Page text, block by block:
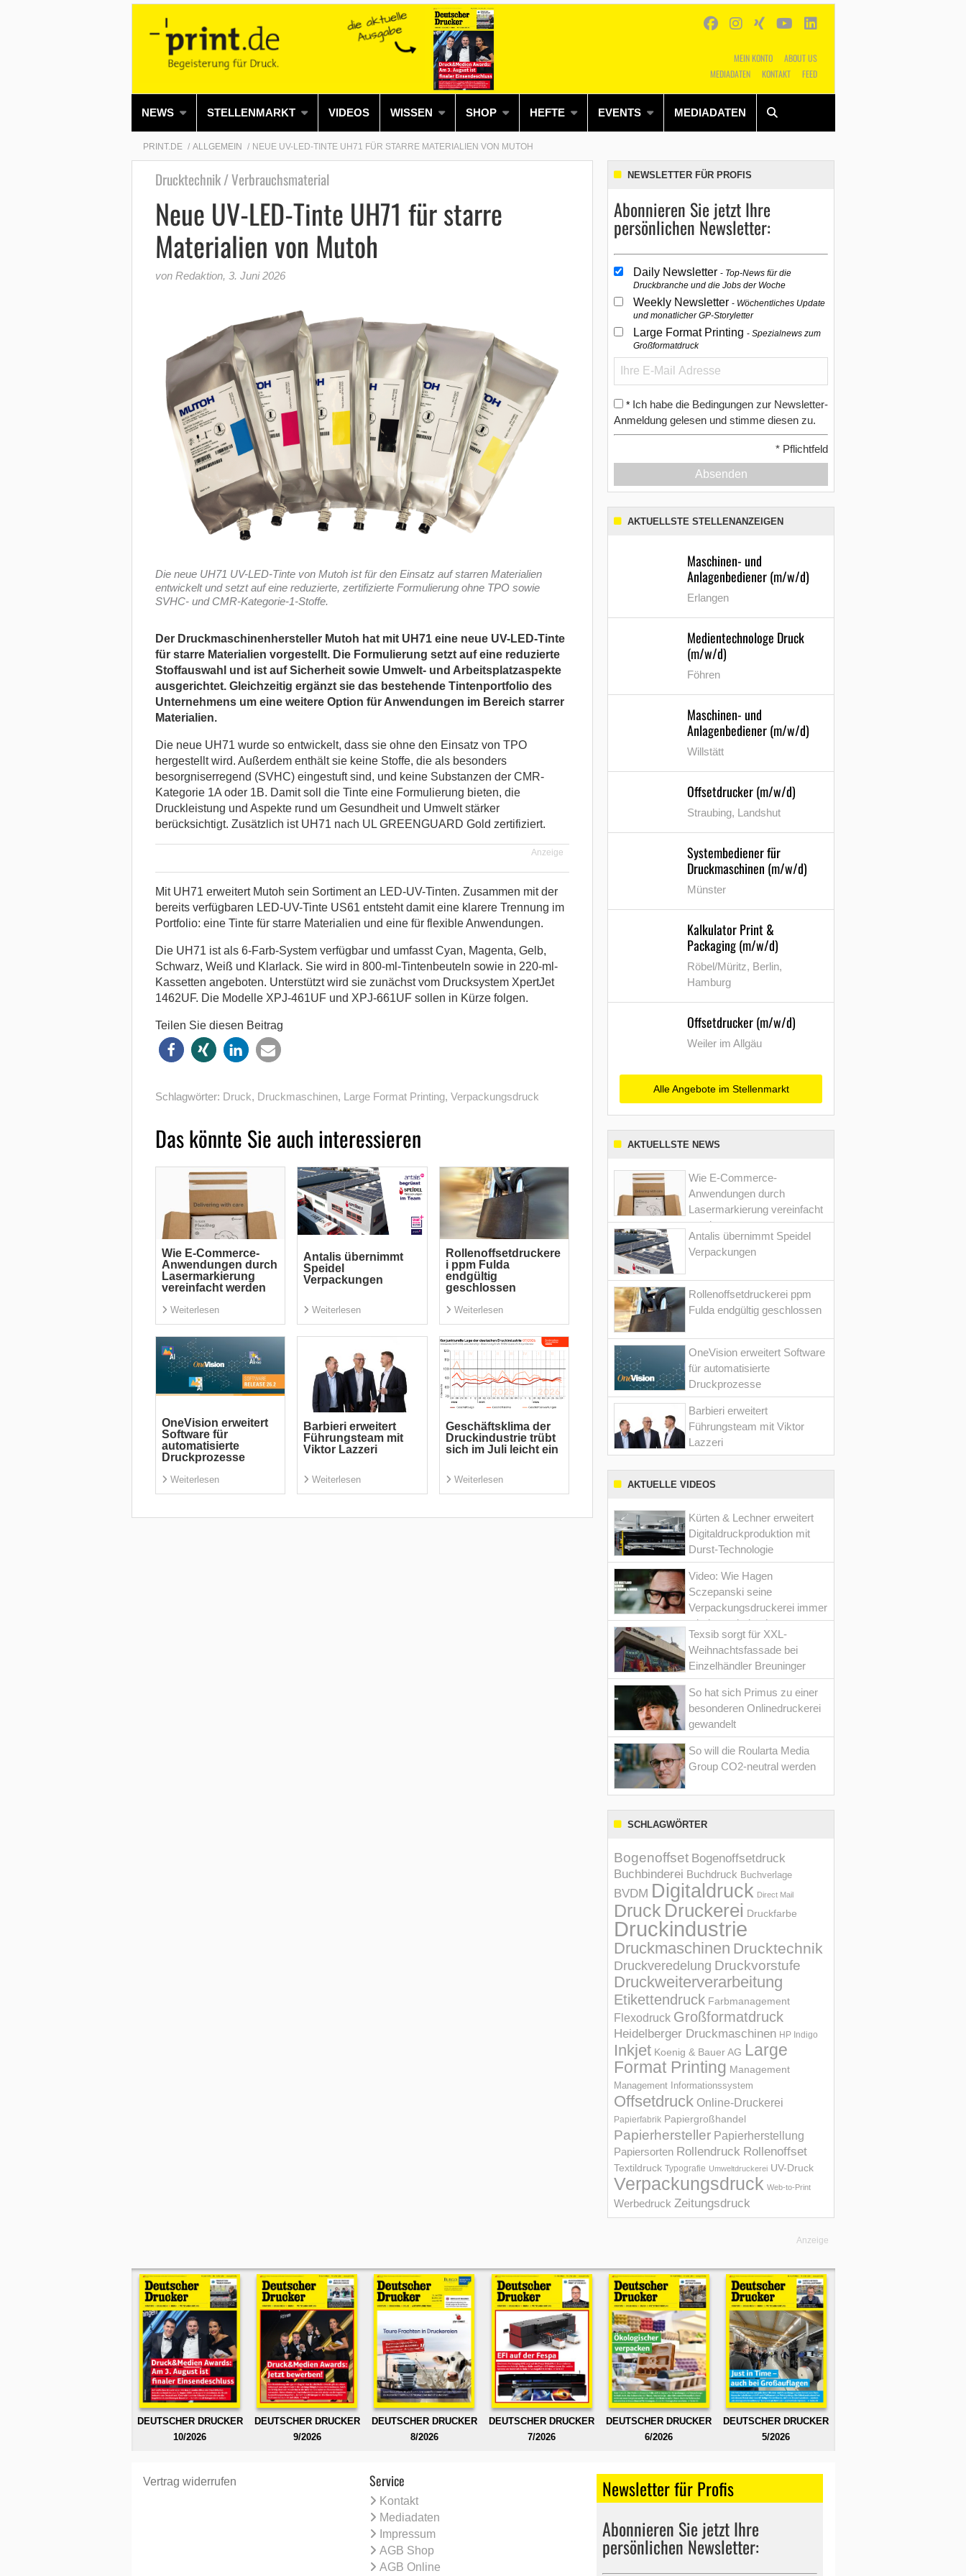
MEIN KONTO
ABOUT US
MEDIADATEN
KONTAKT FEED
NEWS STELLENMARKT VIDEOS WISSEN SHOP HEFTE EVENTS MEDIADATEN
Alles Shop SUCHEN
PRINT.DE ALLGEMEIN NEUE UV-LED-TINTE UH71 FÜR STARRE MATERIALIEN VON MUTOH
Drucktechnik / Verbrauchsmaterial
Neue UV-LED-Tinte UH71 für starre
Materialien von Mutoh
von Redaktion, 3. Juni 2026
Die neue UH71 UV-LED-Tinte von Mutoh ist für den Einsatz auf starren Materialien
entwickelt und setzt auf eine reduzierte, zertifizierte Formulierung ohne TPO sowie
SVHC- und CMR-Kategorie-1-Stoffe.
Der Druckmaschinenhersteller Mutoh hat mit UH71 eine neue UV-LED-Tinte
für starre Materialien vorgestellt. Die Formulierung setzt auf eine reduzierte
Stoffauswahl und ist auf Sicherheit sowie Umwelt- und Arbeitsplatzaspekte
ausgerichtet. Gleichzeitig ergänzt sie das bestehende Tintenportfolio des
Unternehmens um eine weitere Option für Anwendungen im Bereich starrer
Materialien.
Die neue UH71 wurde so entwickelt, dass sie ohne den Einsatz von TPO
hergestellt wird. Außerdem enthält sie keine Stoffe, die als besonders
besorgniserregend (SVHC) eingestuft sind, und keine Substanzen der CMR-
Kategorie 1A oder 1B. Damit soll die Tinte eine Formulierung bieten, die
Druckleistung und Aspekte rund um Gesundheit und Umwelt stärker
berücksichtigt. Zusätzlich ist UH71 nach UL GREENGUARD Gold zertifiziert.
Anzeige
Mit UH71 erweitert Mutoh sein Sortiment an LED-UV-Tinten. Zusammen mit der
bereits verfügbaren LED-UV-Tinte US61 entsteht damit eine klarere Trennung im
Portfolio: eine Tinte für starre Materialien und eine für flexible Anwendungen.
Die UH71 ist als 6-Farb-System verfügbar und umfasst Cyan, Magenta, Gelb,
Schwarz, Weiß und Klarlack. Sie wird in 800-ml-Tintenbeuteln sowie in 220-ml-
Kassetten angeboten. Unterstützt wird sie zunächst vom Drucksystem XpertJet
1462UF. Die Modelle XPJ-461UF und XPJ-661UF sollen in Kürze folgen.
Teilen Sie diesen Beitrag
Schlagwörter: Druck, Druckmaschinen, Large Format Printing, Verpackungsdruck
Das könnte Sie auch interessieren
Wie E-Commerce-
Anwendungen durch
Lasermarkierung
vereinfacht werden
Weiterlesen
Antalis übernimmt
Speidel
Verpackungen
Weiterlesen
Rollenoffsetdruckere
i ppm Fulda
endgültig
geschlossen
Weiterlesen
OneVision erweitert
Software für
automatisierte
Druckprozesse
Weiterlesen
Barbieri erweitert
Führungsteam mit
Viktor Lazzeri
Weiterlesen
Geschäftsklima der
Druckindustrie trübt
sich im Juli leicht ein
Weiterlesen
NEWSLETTER FÜR PROFIS
Abonnieren Sie jetzt Ihre
persönlichen Newsletter:
Daily Newsletter Top-News für die
Druckbranche und die Jobs der Woche
Weekly Newsletter Wöchentliches Update
und monatlicher GP-Storyletter
Large Format Printing Spezialnews zum
Großformatdruck
* Ich habe die Bedingungen zur Newsletter-
Anmeldung gelesen und stimme diesen zu.
* Pflichtfeld
Absenden
AKTUELLSTE STELLENANZEIGEN
Maschinen- und
Anlagenbediener (m/w/d)
Erlangen
Medientechnologe Druck
(m/w/d)
Föhren
Maschinen- und
Anlagenbediener (m/w/d)
Willstätt
Offsetdrucker (m/w/d)
Straubing, Landshut
Systembediener für
Druckmaschinen (m/w/d)
Münster
Kalkulator Print &
Packaging (m/w/d)
Röbel/Müritz, Berlin,
Hamburg
Offsetdrucker (m/w/d)
Weiler im Allgäu
Alle Angebote im Stellenmarkt
AKTUELLSTE NEWS
Wie E-Commerce-
Anwendungen durch
Lasermarkierung vereinfacht
werden
Antalis übernimmt Speidel
Verpackungen
Rollenoffsetdruckerei ppm
Fulda endgültig geschlossen
OneVision erweitert Software
für automatisierte
Druckprozesse
Barbieri erweitert
Führungsteam mit Viktor
Lazzeri
AKTUELLE VIDEOS
Kürten & Lechner erweitert
Digitaldruckproduktion mit
Durst-Technologie
Video: Wie Hagen
Sczepanski seine
Verpackungsdruckerei immer
wieder optimiert hat
Texsib sorgt für XXL-
Weihnachtsfassade bei
Einzelhändler Breuninger
So hat sich Primus zu einer
besonderen Onlinedruckerei
gewandelt
So will die Roularta Media
Group CO2-neutral werden
SCHLAGWÖRTER
Bogenoffset Bogenoffsetdruck
Buchbinderei Buchdruck Buchverlage
BVDM Digitaldruck Direct Mail
Druck Druckerei Druckfarbe
Druckindustrie
Druckmaschinen Drucktechnik
Druckveredelung Druckvorstufe
Druckweiterverarbeitung
Etikettendruck Farbmanagement
Flexodruck Großformatdruck
Heidelberger Druckmaschinen HP Indigo
Inkjet Koenig & Bauer AG Large
Format Printing Management
Management Informations­system
Offsetdruck Online-Druckerei
Papierfabrik Papiergroßhandel
Papierhersteller Papierherstellung
Papiersorten Rollendruck Rollenoffset
Textildruck Typografie Umweltdruckerei UV-Druck
Verpackungsdruck Web-to-Print
Werbedruck Zeitungsdruck
Anzeige
DEUTSCHER DRUCKER
10/2026
DEUTSCHER DRUCKER
9/2026
DEUTSCHER DRUCKER
8/2026
DEUTSCHER DRUCKER
7/2026
DEUTSCHER DRUCKER
6/2026
DEUTSCHER DRUCKER
5/2026
Vertrag widerrufen Service
Kontakt
Mediadaten
Impressum
AGB Shop
AGB Online
Newsletter für Profis
Abonnieren Sie jetzt Ihre
persönlichen Newsletter: